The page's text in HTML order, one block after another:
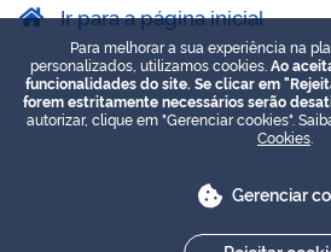
Ir para a página inicial
Para melhorar a sua experiência na
personalizados, utilizamos cookies. Ao
funcionalidades do site. Se clicar em
forem estritamente necessários serão
autorizar, clique em "Gerenciar cookies".
Cookies
Gerenciar